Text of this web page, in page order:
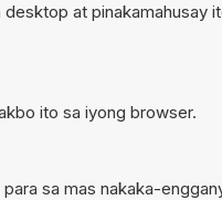
at
ito sa iyong browser.
sa mas nakaka-